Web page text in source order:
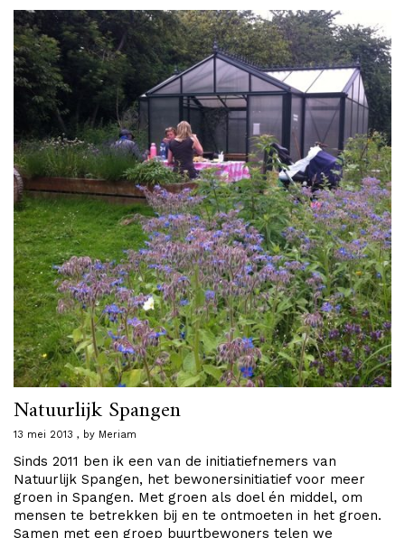
Natuurlijk Spangen
13 mei 2013 by Meriam
Sinds 2011 ben ik een van de initiatiefnemers van
Natuurlijk Spangen, het bewonersinitiatief voor meer
groen in Spangen. Met groen als doel én middel, om
mensen te betrekken bij en te ontmoeten in het groen.
Samen met een groep buurtbewoners telen we